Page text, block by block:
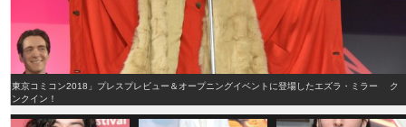
「東京コミコン2018」プレスプレビュー＆オープニングイベントに登場したエズラ・ミラー ク
ランクイン！